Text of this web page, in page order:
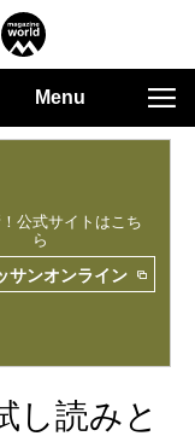
Menu
公式サイトはこち
ら
サンオンライン
読みと